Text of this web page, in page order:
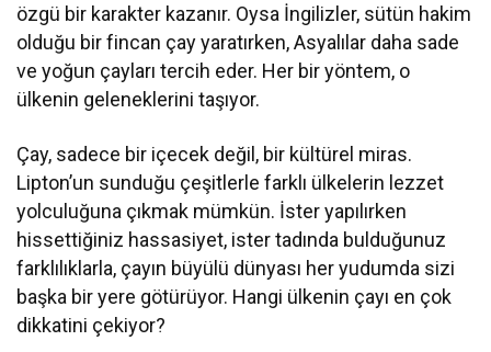
özgü bir karakter kazanır. Oysa İngilizler, sütün hakim
olduğu bir fincan çay yaratırken, Asyalılar daha sade
ve yoğun çayları tercih eder. Her bir yöntem, o
ülkenin geleneklerini taşıyor.
Çay, sadece bir içecek değil, bir kültürel miras.
Lipton’un sunduğu çeşitlerle farklı ülkelerin lezzet
yolculuğuna çıkmak mümkün. İster yapılırken
hissettiğiniz hassasiyet, ister tadında bulduğunuz
farklılıklarla, çayın büyülü dünyası her yudumda sizi
başka bir yere götürüyor. Hangi ülkenin çayı en çok
dikkatini çekiyor?